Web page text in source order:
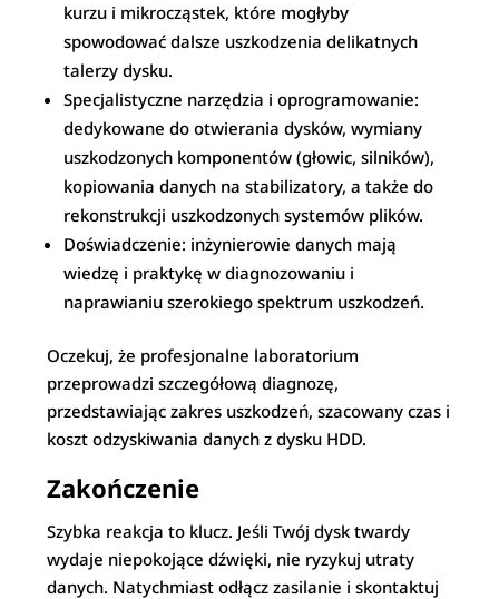
kurzu i mikrocząstek, które mogłyby
spowodować dalsze uszkodzenia delikatnych
talerzy dysku.
Specjalistyczne narzędzia i oprogramowanie:
dedykowane do otwierania dysków, wymiany
uszkodzonych komponentów (głowic, silników),
kopiowania danych na stabilizatory, a także do
rekonstrukcji uszkodzonych systemów plików.
Doświadczenie: inżynierowie danych mają
wiedzę i praktykę w diagnozowaniu i
naprawianiu szerokiego spektrum uszkodzeń.
Oczekuj, że profesjonalne laboratorium
przeprowadzi szczegółową diagnozę,
przedstawiając zakres uszkodzeń, szacowany czas i
koszt odzyskiwania danych z dysku HDD.
Zakończenie
Szybka reakcja to klucz. Jeśli Twój dysk twardy
wydaje niepokojące dźwięki, nie ryzykuj utraty
danych. Natychmiast odłącz zasilanie i skontaktuj